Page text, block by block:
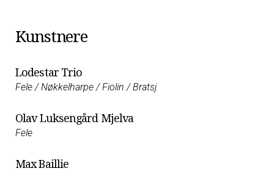
Kunstnere
Lodestar Trio
Fele / Nøkkelharpe / Fiolin / Bratsj
Olav Luksengård Mjelva
Fele
Max Baillie